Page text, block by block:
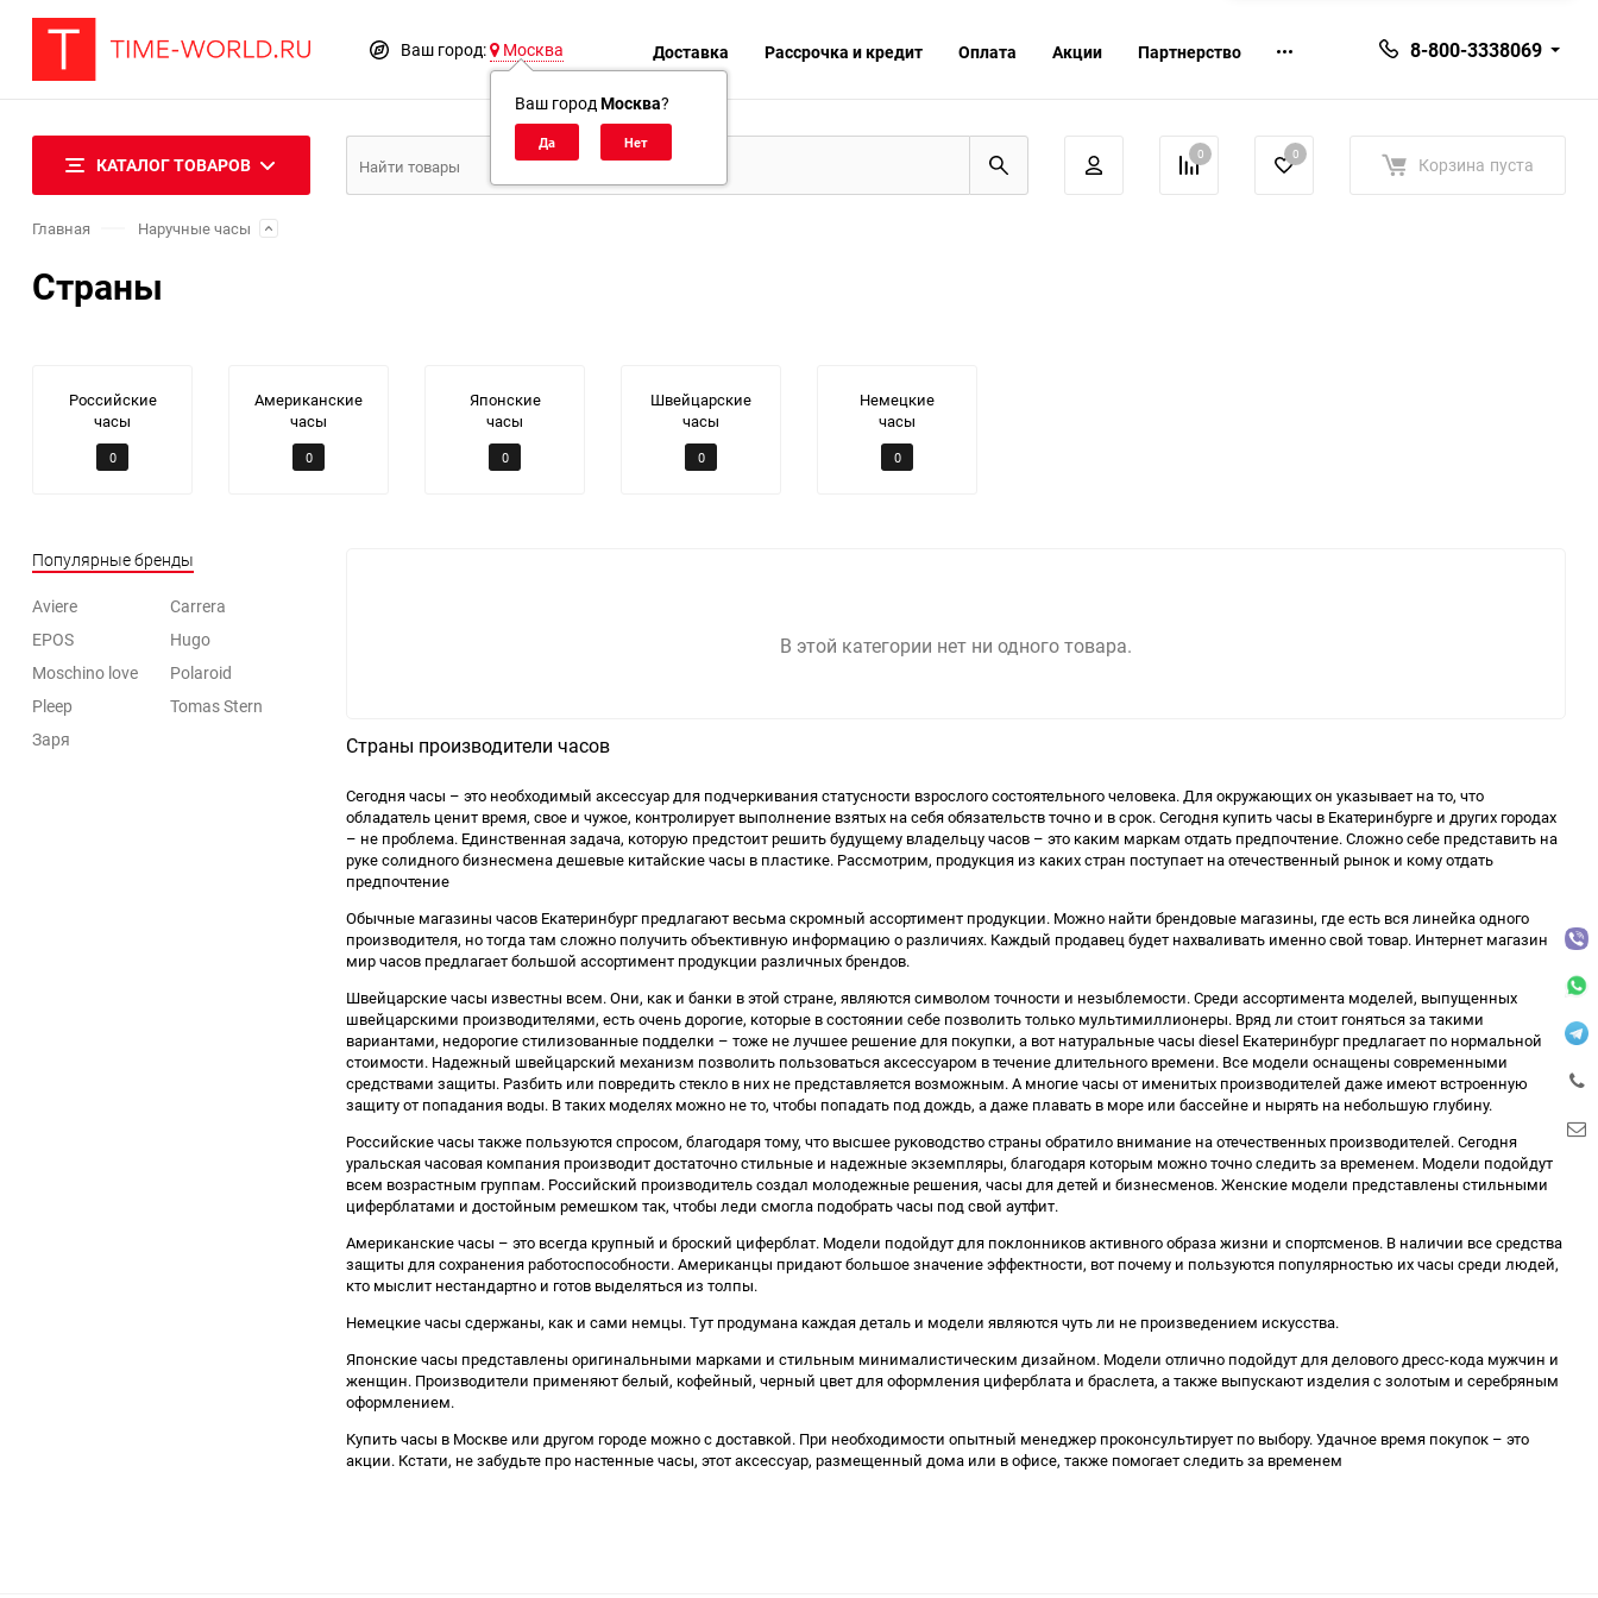
Ваш город: Москва
Ваш город Москва?
Доставка Рассрочка и кредит Оплата Акции Партнерство 8-800-3338069
КАТАЛОГ ТОВАРОВ 0 0 Корзина пуста
Главная Наручные часы
Страны
0
Российские
часы
0
Американские
часы
0
Японские
часы
0
Швейцарские
часы
0
Немецкие
часы
Популярные бренды
Aviere
Carrera
EPOS
Hugo
Moschino love
Polaroid
Pleep
Tomas Stern
Заря
В этой категории нет ни одного товара.
Страны производители часов
Сегодня часы – это необходимый аксессуар для подчеркивания статусности взрослого состоятельного человека. Для окружающих он указывает на то, что
обладатель ценит время, свое и чужое, контролирует выполнение взятых на себя обязательств точно и в срок. Сегодня купить часы в Екатеринбурге и других городах
– не проблема. Единственная задача, которую предстоит решить будущему владельцу часов – это каким маркам отдать предпочтение. Сложно себе представить на
руке солидного бизнесмена дешевые китайские часы в пластике. Рассмотрим, продукция из каких стран поступает на отечественный рынок и кому отдать
предпочтение
Обычные магазины часов Екатеринбург предлагают весьма скромный ассортимент продукции. Можно найти брендовые магазины, где есть вся линейка одного
производителя, но тогда там сложно получить объективную информацию о различиях. Каждый продавец будет нахваливать именно свой товар. Интернет магазин
мир часов предлагает большой ассортимент продукции различных брендов.
Швейцарские часы известны всем. Они, как и банки в этой стране, являются символом точности и незыблемости. Среди ассортимента моделей, выпущенных
швейцарскими производителями, есть очень дорогие, которые в состоянии себе позволить только мультимиллионеры. Вряд ли стоит гоняться за такими
вариантами, недорогие стилизованные подделки – тоже не лучшее решение для покупки, а вот натуральные часы diesel Екатеринбург предлагает по нормальной
стоимости. Надежный швейцарский механизм позволить пользоваться аксессуаром в течение длительного времени. Все модели оснащены современными
средствами защиты. Разбить или повредить стекло в них не представляется возможным. А многие часы от именитых производителей даже имеют встроенную
защиту от попадания воды. В таких моделях можно не то, чтобы попадать под дождь, а даже плавать в море или бассейне и нырять на небольшую глубину.
Российские часы также пользуются спросом, благодаря тому, что высшее руководство страны обратило внимание на отечественных производителей. Сегодня
уральская часовая компания производит достаточно стильные и надежные экземпляры, благодаря которым можно точно следить за временем. Модели подойдут
всем возрастным группам. Российский производитель создал молодежные решения, часы для детей и бизнесменов. Женские модели представлены стильными
циферблатами и достойным ремешком так, чтобы леди смогла подобрать часы под свой аутфит.
Американские часы – это всегда крупный и броский циферблат. Модели подойдут для поклонников активного образа жизни и спортсменов. В наличии все средства
защиты для сохранения работоспособности. Американцы придают большое значение эффектности, вот почему и пользуются популярностью их часы среди людей,
кто мыслит нестандартно и готов выделяться из толпы.
Немецкие часы сдержаны, как и сами немцы. Тут продумана каждая деталь и модели являются чуть ли не произведением искусства.
Японские часы представлены оригинальными марками и стильным минималистическим дизайном. Модели отлично подойдут для делового дресс-кода мужчин и
женщин. Производители применяют белый, кофейный, черный цвет для оформления циферблата и браслета, а также выпускают изделия с золотым и серебряным
оформлением.
Купить часы в Москве или другом городе можно с доставкой. При необходимости опытный менеджер проконсультирует по выбору. Удачное время покупок – это
акции. Кстати, не забудьте про настенные часы, этот аксессуар, размещенный дома или в офисе, также помогает следить за временем